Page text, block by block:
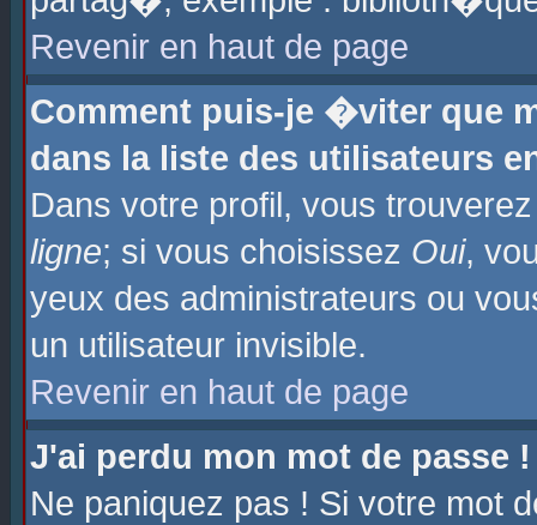
Revenir en haut de page
Comment puis-je �viter que
dans la liste des utilisateurs
Dans votre profil, vous
ligne; si vous choisissez Oui,
yeux des administrateurs ou
un utilisateur invisible.
Revenir en haut de page
J'ai perdu mon mot de passe !
Ne paniquez pas ! Si votre